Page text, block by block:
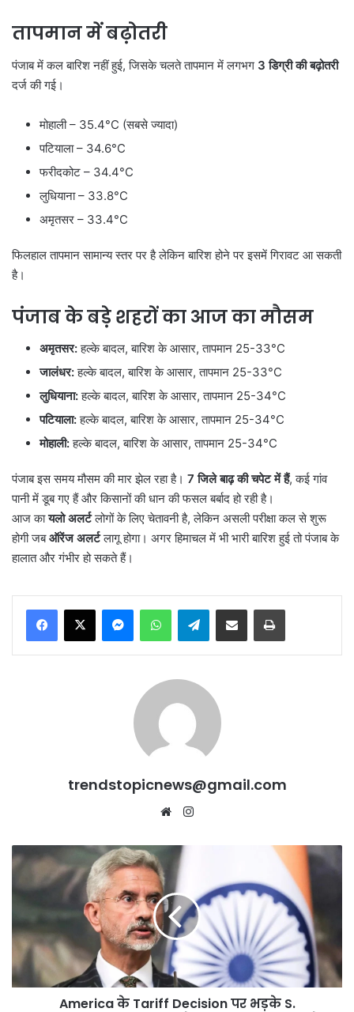
तापमान में बढ़ोतरी
पंजाब में कल बारिश नहीं हुई, जिसके चलते तापमान में लगभग 3डिग्री की बढ़ोतरी
दर्ज की गई।
मोहाली – 35.4°C (सबसे ज्यादा)
पटियाला – 34.6°C
फरीदकोट – 34.4°C
लुधियाना – 33.8°C
अमृतसर – 33.4°C
फिलहाल तापमान सामान्य स्तर पर है लेकिन बारिश होने पर इसमें गिरावट आ सकती
है।
पंजाब के बड़े शहरों का आज का मौसम
अमृतसर:हल्के बादल, बारिश के आसार, तापमान 25-33°C
जालंधर:हल्के बादल, बारिश के आसार, तापमान 25-33°C
लुधियाना:हल्के बादल, बारिश के आसार, तापमान 25-34°C
पटियाला:हल्के बादल, बारिश के आसार, तापमान 25-34°C
मोहाली:हल्के बादल, बारिश के आसार, तापमान 25-34°C
पंजाब इस समय मौसम की मार झेल रहा है। 7जिले बाढ़ की चपेट में हैं, कई गांव
पानी में डूब गए हैं और किसानों की धान की फसल बर्बाद हो रही है।
आज कायलो अलर्टलोगों के लिए चेतावनी है, लेकिन असली परीक्षा कल से शुरू
होगी जबऑरेंज अलर्टलागू होगा। अगर हिमाचल में भी भारी बारिश हुई तो पंजाब के
हालात और गंभीर हो सकते हैं।
MessengerWhatsAppTelegramShare via Email Print
trendstopicnews@gmail.com
Website
America
के
Tariff
भड़के
Jaishankar,
बोले
America के Tariff Decision पर भड़के S.